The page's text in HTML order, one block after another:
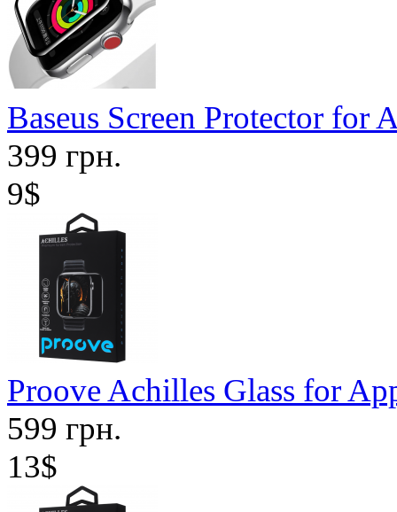
Baseus Screen Protector for
399 грн.
9$
Proove Achilles Glass for
599 грн.
13$